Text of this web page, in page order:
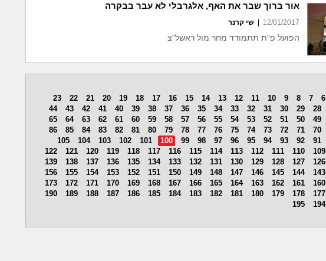
אור ברוך שבר את האף, אלגרבלי לא עבר בבקרה
12/01/2017 שי קרנר
הפועל פ"ת תתמודד מחר מול ראשל"צ
6
7
8
9
10
11
12
13
14
15
16
17
18
19
20
21
22
23
28
29
30
31
32
33
34
35
36
37
38
39
40
41
42
43
44
49
50
51
52
53
54
55
56
57
58
59
60
61
62
63
64
65
70
71
72
73
74
75
76
77
78
79
80
81
82
83
84
85
86
91
92
93
94
95
96
97
98
99
100
101
102
103
104
105
109
110
111
112
113
114
115
116
117
118
119
120
121
122
126
127
128
129
130
131
132
133
134
135
136
137
138
139
143
144
145
146
147
148
149
150
151
152
153
154
155
156
160
161
162
163
164
165
166
167
168
169
170
171
172
173
177
178
179
180
181
182
183
184
185
186
187
188
189
190
194
195